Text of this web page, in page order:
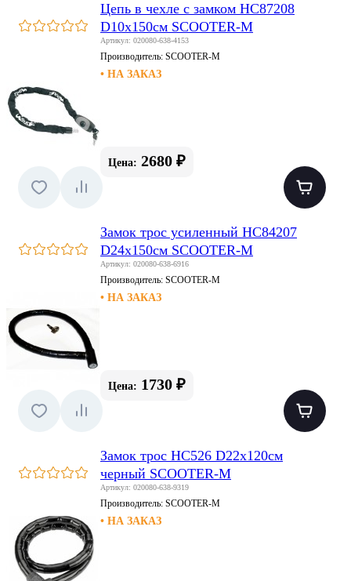
Цепь в чехле с замком HC87208
D10x150см SCOOTER-M
Артикул: 020080-638-4153
Производитель: SCOOTER-M
• НА ЗАКАЗ
Цена: 2680 ₽
Замок трос усиленный HC84207
D24x150см SCOOTER-M
Артикул: 020080-638-6916
Производитель: SCOOTER-M
• НА ЗАКАЗ
Цена: 1730 ₽
Замок трос HC526 D22x120см
черный SCOOTER-M
Артикул: 020080-638-9319
Производитель: SCOOTER-M
• НА ЗАКАЗ